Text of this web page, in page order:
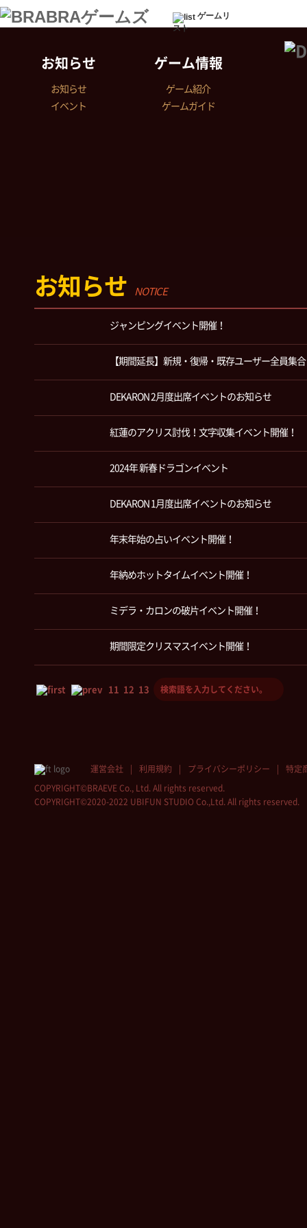
ゲームリ
スト
お知らせ
お知らせ
イベント
ゲーム情報
ゲーム紹介
ゲームガイド
お知らせ NOTICE
ジャンピングイベント開催！
【期間延長】新規・復帰・既存ユーザー全員集
DEKARON 2月度出席イベントのお知らせ
紅蓮のアクリス討伐！文字収集イベント開催！
2024年 新春ドラゴンイベント
DEKARON 1月度出席イベントのお知らせ
年末年始の占いイベント開催！
年納めホットタイムイベント開催！
ミデラ・カロンの破片イベント開催！
期間限定クリスマスイベント開催！
11 12 13 14 15
運営会社 利用規約 プライバシーポリシー 特定
COPYRIGHT©BRAEVE Co., Ltd. All rights reserved.
COPYRIGHT©2020-2022 UBIFUN STUDIO Co.,Ltd. All rights reserved.